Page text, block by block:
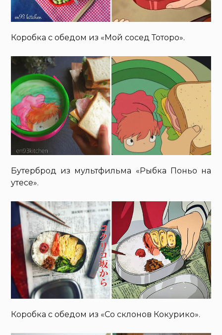
Коробка с обедом из «Мой сосед Тоторо».
Бутерброд из мультфильма «Рыбка Поньо на
утесе».
Коробка с обедом из «Со склонов Кокурико».